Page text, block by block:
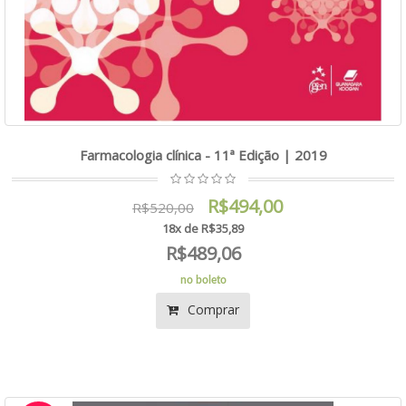
Farmacologia clínica - 11ª Edição | 2019
R$520,00 R$494,00
18x de R$35,89
R$489,06
no boleto
Comprar